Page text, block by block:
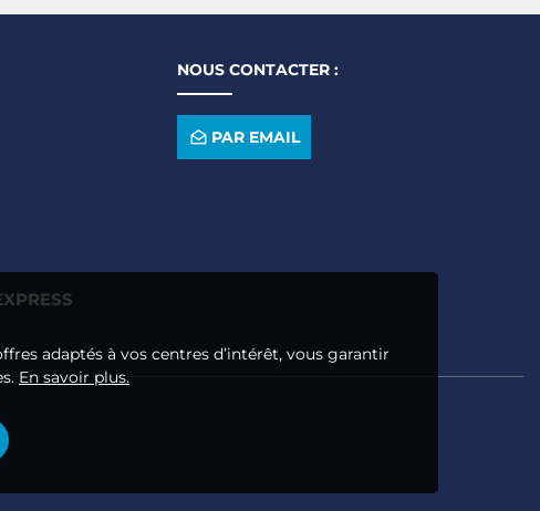
NOUS CONTACTER :
PAR EMAIL
adaptés à vos centres d’intérêt, vous garantir
En savoir plus.